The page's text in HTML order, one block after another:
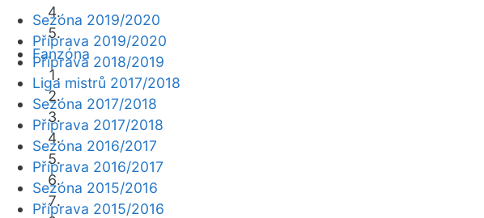
Fanzóna
Sezóna 2019/2020
Příprava 2019/2020
Příprava 2018/2019
Liga mistrů 2017/2018
Sezóna 2017/2018
Příprava 2017/2018
Sezóna 2016/2017
Příprava 2016/2017
Sezóna 2015/2016
Příprava 2015/2016